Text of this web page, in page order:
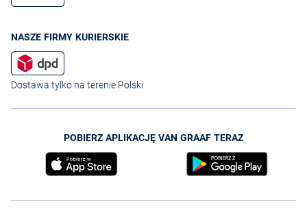
NASZE FIRMY KURIERSKIE
Dostawa tylko na terenie Polski
POBIERZ APLIKACJĘ VAN GRAAF TERAZ